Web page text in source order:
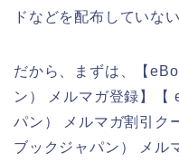
ドなどを配布していな
だから、まずは、【
ン） メルマガ登録】【
パン） メルマガ割引ク
ブックジャパン） メル